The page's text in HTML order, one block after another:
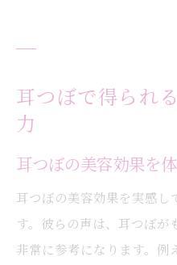
耳つぼで得られ
力
耳つぼの美容効果を
耳つぼの美容効果を実感し
す。彼らの声は、耳つぼが
非常に参考になります。例